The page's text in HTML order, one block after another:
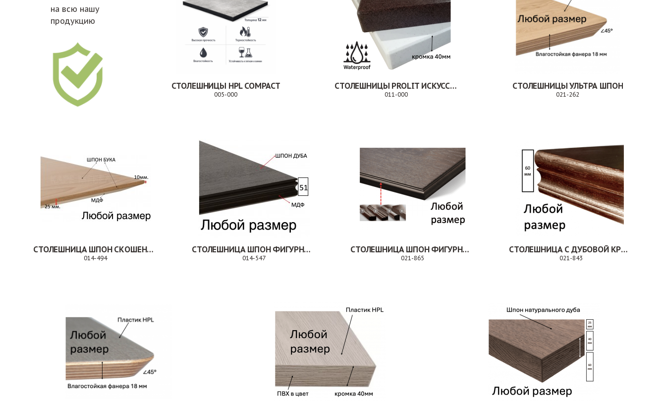
на всю нашу
продукцию
СТОЛЕШНИЦЫ HPL COMPACT
005-000
СТОЛЕШНИЦЫ PROLIT ИСКУССТВЕННЫЙ КАМЕНЬ
011-000
СТОЛЕШНИЦЫ УЛЬТРА ШПОН
021-262
СТОЛЕШНИЦА ШПОН СКОШЕННАЯ КРОМКА
014-494
СТОЛЕШНИЦА ШПОН ФИГУРНАЯ КРОМКА МДФ
014-547
СТОЛЕШНИЦА ШПОН ФИГУРНАЯ КРОМКА
021-865
СТОЛЕШНИЦА С ДУБОВОЙ КРОМКОЙ
021-843